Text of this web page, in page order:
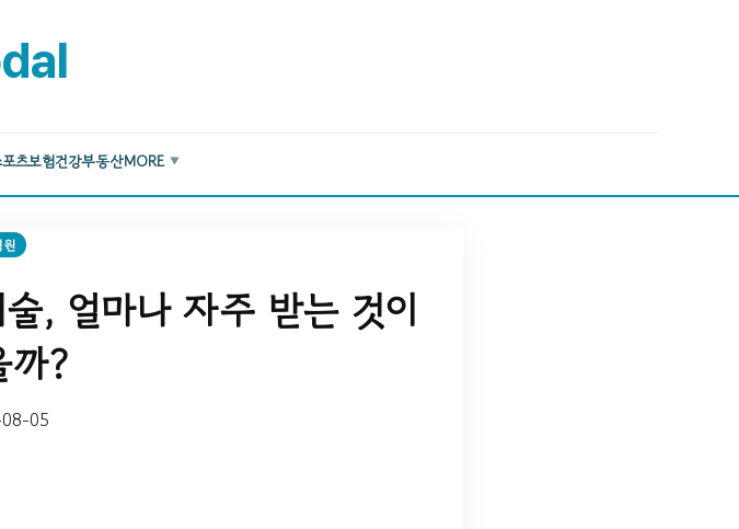
츠보험건강부동산MORE ▼
원
, 얼마나 자주 받는 것이
까?
05